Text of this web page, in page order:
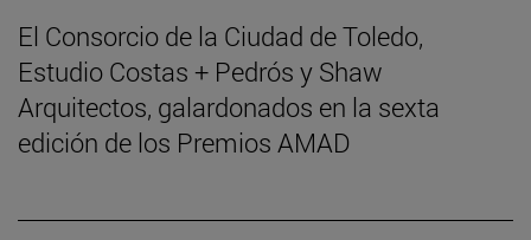
El Consorcio de la Ciudad de Toledo,
Estudio Costas + Pedrós y Shaw
Arquitectos, galardonados en la sexta
edición de los Premios AMAD